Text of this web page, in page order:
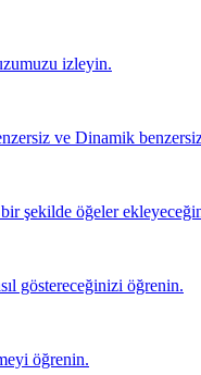
izleyin.
ve Dinamik
şekilde öğeler
göstereceğinizi öğrenin.
öğrenin.